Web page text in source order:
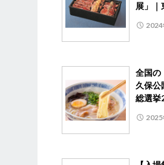
展」｜
2024
全国の
久保公
総選挙
2025